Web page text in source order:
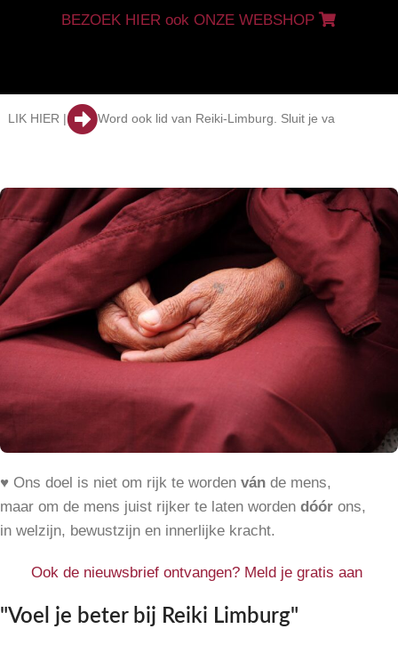
BEZOEK HIER ook ONZE WEBSHOP
| Word ook lid van Reiki-Limburg. Sluit je vandaag nog aan
♥ Ons doel is niet om rijk te worden ván de mens,
maar om de mens juist rijker te laten worden dóór ons,
in welzijn, bewustzijn en innerlijke kracht.
Ook de nieuwsbrief ontvangen? Meld je gratis aan
"Voel je beter bij Reiki Limburg"